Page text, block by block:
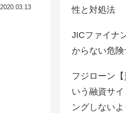
2020.03.13
性と対処法
JICファイナ
からない危
フジローン
いう融資サ
ングしないよ